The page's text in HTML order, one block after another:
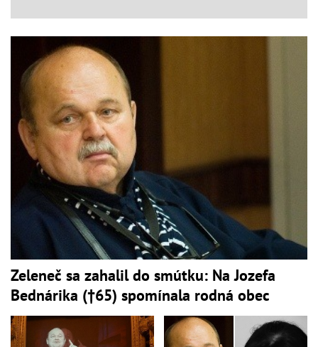
Zeleneč sa zahalil do smútku: Na Jozefa
Bednárika (†65) spomínala rodná obec